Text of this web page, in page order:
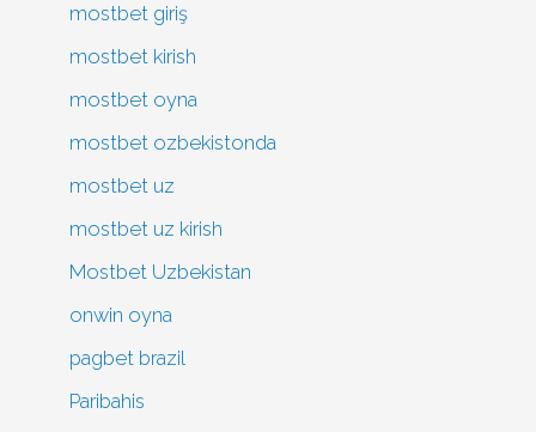
mostbet giriş
mostbet kirish
mostbet oyna
mostbet ozbekistonda
mostbet uz
mostbet uz kirish
Mostbet Uzbekistan
onwin oyna
pagbet brazil
Paribahis